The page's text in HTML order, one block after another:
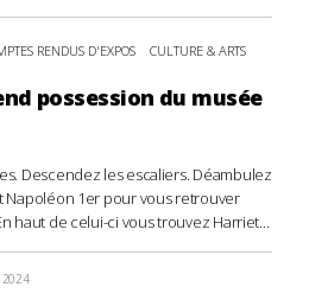
RENDUS D'EXPOS CULTURE & ARTS
possession du musée
Descendez les escaliers. Déambulez
Napoléon 1er pour vous retrouver
haut de celui-ci vous trouvez Harriet...
2024